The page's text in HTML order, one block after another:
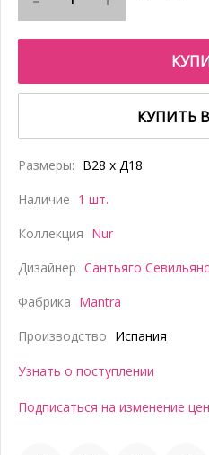
КУПИТЬ
Размеры: В28 x Д18
Наличие 1 шт.
Коллекция Nur
Дизайнер Сантьяго
Фабрика Mantra
Производство Испания
Узнать о поступлении
Подписаться на изменение